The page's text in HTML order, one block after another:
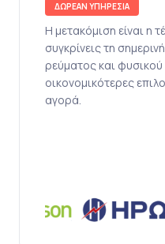
ΔΩΡΕΑΝ ΥΠΗΡΕΣΙΑ
Η μετακόμιση είναι η
συγκρίνεις τη
ρεύματος και φυσικού
οικονομικότερες
αγορά.